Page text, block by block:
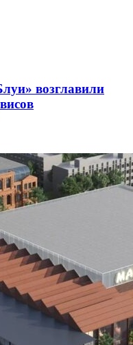
возглавили